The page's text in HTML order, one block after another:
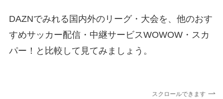
DAZNでみれる国内外のリーグ・大会を、他のおす
すめサッカー配信・中継サービスWOWOW・スカ
パー！と比較して見てみましょう。
スクロールできます